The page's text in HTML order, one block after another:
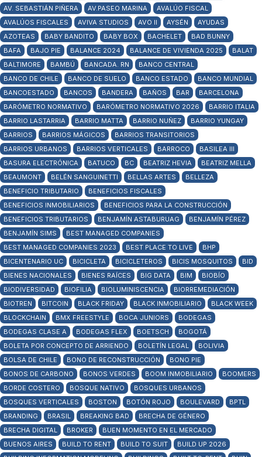
AV. SEBASTIÁN PIÑERA
AV.PASEO MARINA
AVALÚO FISCAL
AVALÚOS FISCALES
AVIVA STUDIOS AVO II AYSÉN
AYUDAS
AZOTEAS
BABY BANDITO BABY BOX BACHELET
BAD BUNNY
BAFA
BAJO PIE BALANCE 2024 BALANCE DE VIVIENDA 2025
BALAT
BALTIMORE
BAMBÚ BANCADA. RN
BANCO CENTRAL
BANCO DE CHILE
BANCO DE SUELO BANCO ESTADO
BANCO MUNDIAL
BANCOESTADO
BANCOS BANDERA BAÑOS BAR
BARCELONA
BARÓMETRO NORMATIVO
BARÓMETRO NORMATIVO 2026
BARRIO ITALIA
BARRIO LASTARRIA
BARRIO MATTA BARRIO NUÑEZ
BARRIO YUNGAY
BARRIOS
BARRIOS MÁGICOS
BARRIOS TRANSITORIOS
BARRIOS URBANOS
BARRIOS VERTICALES BARROCO
BASILEA III
BASURA ELECTRÓNICA
BATUCO BC BEATRIZ HEVIA
BEATRIZ MELLA
BEAUMONT
BELÉN SANGUINETTI BELLAS ARTES
BELLEZA
BENEFICIO TRIBUTARIO
BENEFICIOS FISCALES
BENEFICIOS INMOBILIARIOS
BENEFICIOS PARA LA CONSTRUCCIÓN
BENEFICIOS TRIBUTARIOS
BENJAMÍN ASTABURUAG
BENJAMÍN PÉREZ
BENJAMÍN SIMS
BEST MANAGED COMPANIES
BEST MANAGED COMPANIES 2023
BEST PLACE TO LIVE
BHP
BICENTENARIO UC
BICICLETA BICICLETEROS BICIS MOSQUITOS
BID
BIENES NACIONALES
BIENES RAÍCES BIG DATA BIM
BIOBÍO
BIODIVERSIDAD
BIOFILIA BIOLUMINISCENCIA
BIORREMEDIACIÓN
BIOTREN
BITCOIN BLACK FRIDAY BLACK INMOBILIARIO
BLACK WEEK
BLOCKCHAIN
BMX FREESTYLE BOCA JUNIORS
BODEGAS
BODEGAS CLASE A
BODEGAS FLEX BOETSCH
BOGOTÁ
BOLETA POR CONCEPTO DE ARRIENDO
BOLETÍN LEGAL
BOLIVIA
BOLSA DE CHILE
BONO DE RECONSTRUCCIÓN
BONO PIE
BONOS DE CARBONO
BONOS VERDES BOOM INMOBILIARIO
BOOMERS
BORDE COSTERO
BOSQUE NATIVO
BOSQUES URBANOS
BOSQUES VERTICALES
BOSTON BOTÓN ROJO BOULEVARD
BPTL
BRANDING
BRASIL BREAKING BAD
BRECHA DE GÉNERO
BRECHA DIGITAL
BROKER
BUEN MOMENTO EN EL MERCADO
BUENOS AIRES
BUILD TO RENT BUILD TO SUIT
BUILD UP 2026